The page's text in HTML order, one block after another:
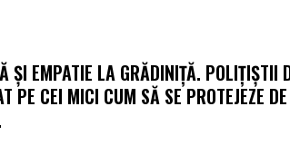
ȘI EMPATIE LA GRĂDINIȚĂ. POLIȚIȘTII
PE CEI MICI CUM SĂ SE PROTEJEZE DE